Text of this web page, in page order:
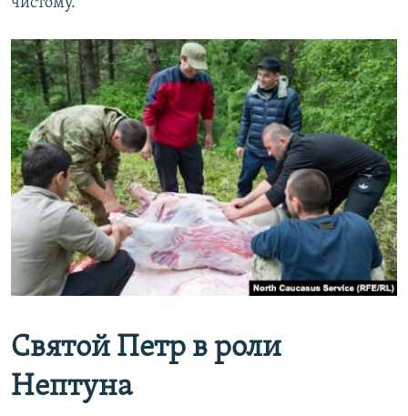
Святой Петр в роли
Нептуна